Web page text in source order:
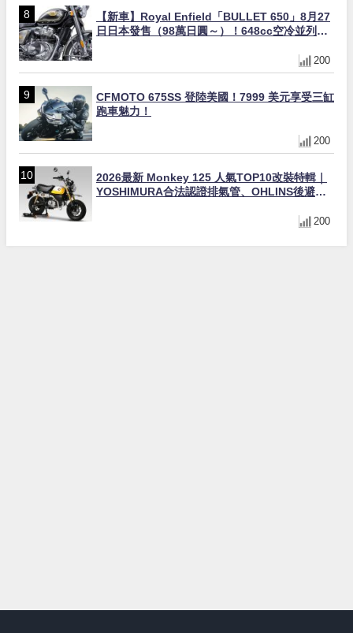
【新車】Royal Enfield「BULLET 650」8月27
日日本發售（98萬日圓～）！648cc空冷並列雙
200
CFMOTO 675SS 登陸美國！7999 美元享受三缸
跑車魅力！
200
2026最新 Monkey 125 人氣TOP10改裝特輯｜
YOSHIMURA合法認證排氣管、OHLINS後避
200